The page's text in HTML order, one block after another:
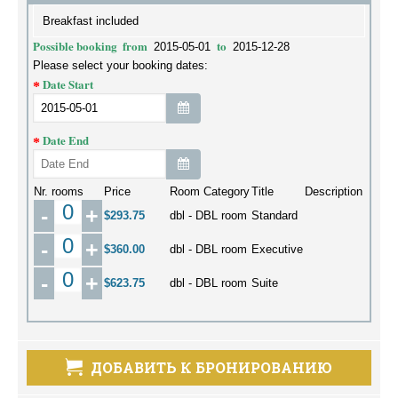
Breakfast included
Possible booking from 2015-05-01 to 2015-12-28
Please select your booking dates:
Date Start
Date End
Nr. rooms Price Room CategoryTitle Description
- + $293.75 dbl - DBL room Standard
- + $360.00 dbl - DBL room Executive
- + $623.75 dbl - DBL room Suite
ДОБАВИТЬ К БРОНИРОВАНИЮ